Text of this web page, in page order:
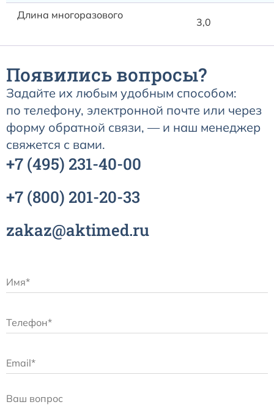
Длина многоразового
3,0
Появились вопросы?
Задайте их любым удобным способом:
по телефону, электронной почте или через
форму обратной связи, — и наш менеджер
свяжется с вами.
+7 (495) 231-40-00
+7 (800) 201-20-33
zakaz@aktimed.ru